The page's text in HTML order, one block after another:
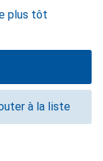
plus tôt
à la liste